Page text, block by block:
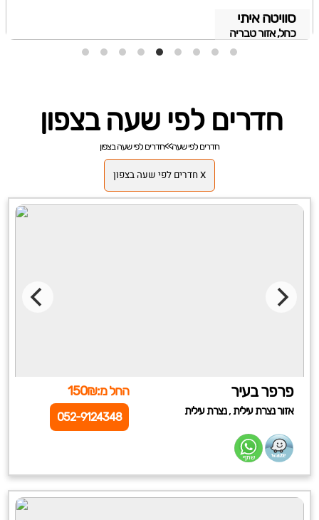
סוויטה איתי
כחל, אזור טבריה
חדרים לפי שעה בצפון
חדרים לפי שעה>>חדרים לפי שעה בצפון
X חדרים לפי שעה בצפון
פרפר בעיר החל מ:150₪
אזור נצרת עילית,נצרת עילית 052-9124348